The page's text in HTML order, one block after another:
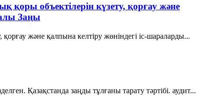
қоры объектiлерiн күзету, қорғау және
Заңы
қорғау және қалпына келтiру жөнiндегi iс-шараларды...
Қазақстанда заңды тұлғаны тарату тәртібі. аудит...